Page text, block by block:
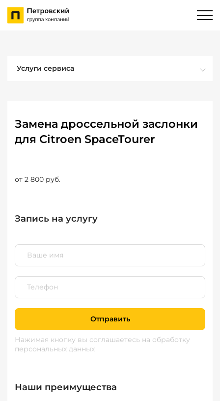
Услуги сервиса
Замена дроссельной заслонки
для Citroen SpaceTourer
от 2 800 руб.
Запись на услугу
Отправить
Нажимая кнопку вы соглашаетесь на обработку
персональных данных
Наши преимущества